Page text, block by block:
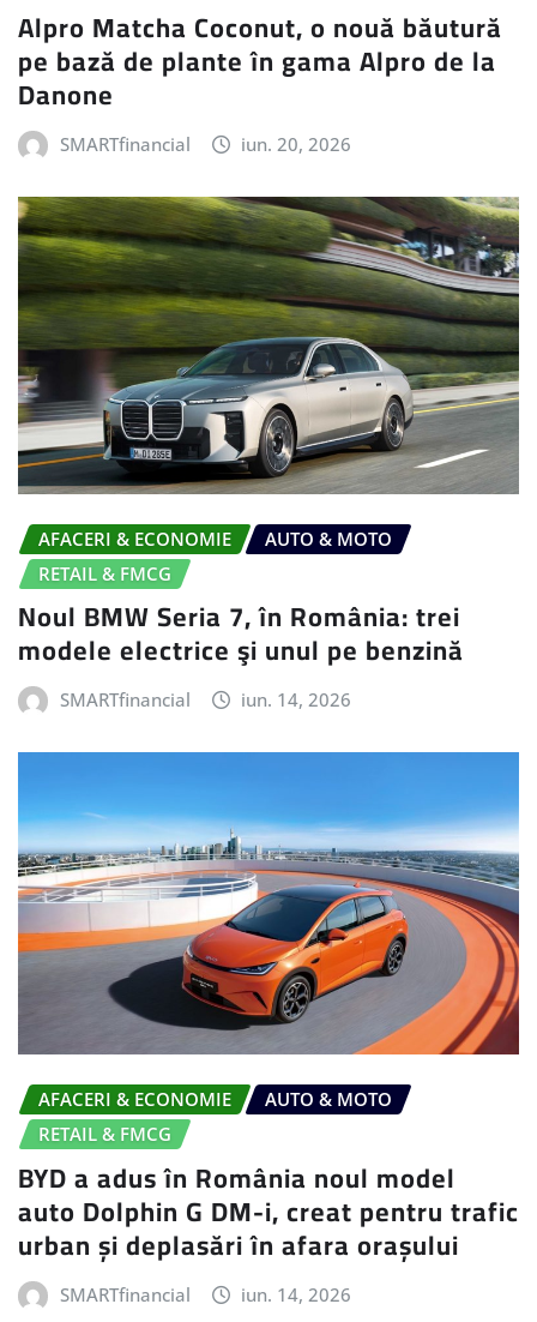
Alpro Matcha Coconut, o nouă băutură
pe bază de plante în gama Alpro de la
Danone
SMARTfinancial iun. 20, 2026
AFACERI & ECONOMIE
AUTO & MOTO
RETAIL & FMCG
Noul BMW Seria 7, în România: trei
modele electrice şi unul pe benzină
SMARTfinancial iun. 14, 2026
AFACERI & ECONOMIE
AUTO & MOTO
RETAIL & FMCG
BYD a adus în România noul model
auto Dolphin G DM-i, creat pentru trafic
urban și deplasări în afara orașului
SMARTfinancial iun. 14, 2026